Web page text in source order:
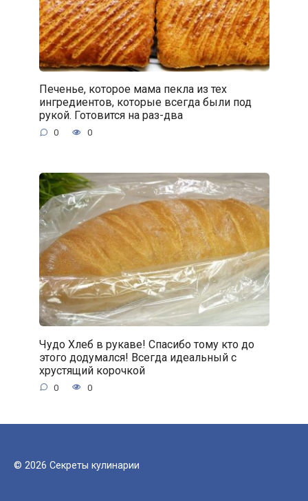
Печенье, которое мама пекла из тех
ингредиентов, которые всегда были под
рукой. Готовится на раз-два
0 0
Чудо Хлеб в рукаве! Спасибо тому кто до
этого додумался! Всегда идеальный с
хрустящий корочкой
0 0
© 2026 Секреты кулинарии